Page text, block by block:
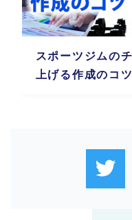
スポーツジムの
上げる作成のコツ